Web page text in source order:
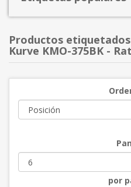
Productos
Kurve KMO-375BK -
por